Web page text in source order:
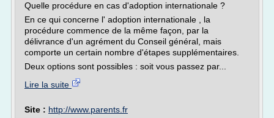
Quelle procédure en cas d'adoption internationale ?
En ce qui concerne l' adoption internationale , la
procédure commence de la même façon, par la
délivrance d'un agrément du Conseil général, mais
comporte un certain nombre d'étapes supplémentaires.
Deux options sont possibles : soit vous passez par...
Lire la suite
Site : http://www.parents.fr